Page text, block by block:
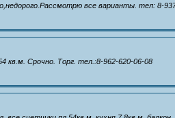
все варианты. тел: 8-
кв.м. Срочно. Торг. тел.:8-962-620-06-08